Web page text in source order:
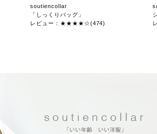
soutiencollar
「しっくりバッグ」
レビュー：★★★★☆(474)